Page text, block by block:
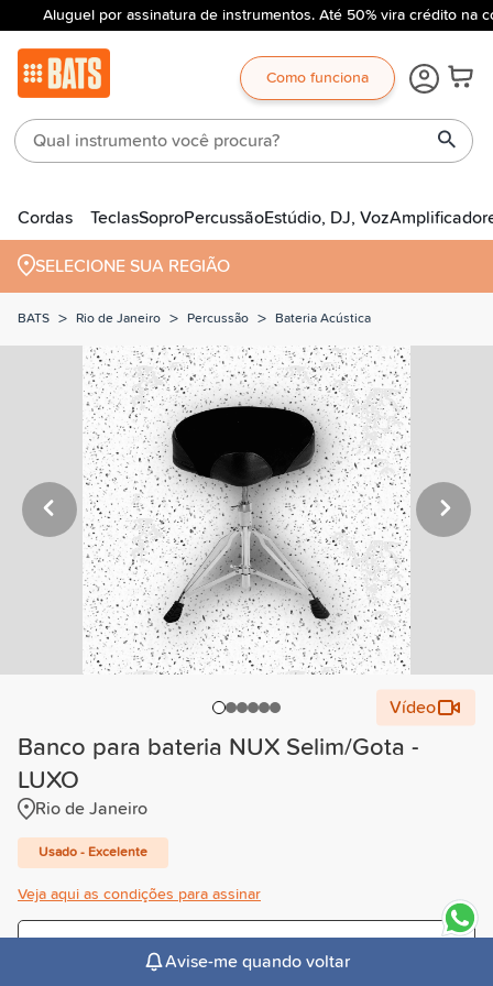
Aluguel por assinatura de instrumentos. Até 50% vira crédito na
Como funciona
Cordas TeclasSoproPercussãoEstúdio, DJ, Voz
SELECIONE SUA REGIÃO
BATS > Rio de Janeiro > Percussão > Bateria Acústica
Vídeo
Banco para bateria NUX Selim/Gota -
LUXO
Rio de Janeiro
Usado - Excelente
Veja aqui as condições para assinar
/mês
Avise-me quando voltar